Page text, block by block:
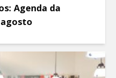
Agenda da
agosto